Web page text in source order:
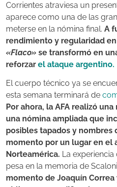
Corrientes atraviesa un
aparece como una de las
meterse en la nómina final. A
rendimiento y regularidad
«Flaco» se transformó en
reforzar el ataque argentino.
El cuerpo técnico ya se
esta semana terminará de
Por ahora, la AFA realizó
una nómina ampliada que
posibles tapados y
momento por un lugar en el
Norteamérica. La experiencia
pesa en la memoria de
momento de Joaquín Correa